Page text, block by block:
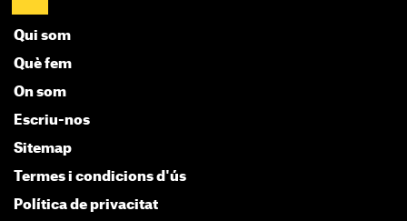
Qui som
Què fem
On som
Escriu-nos
Sitemap
Termes i condicions d'ús
Política de privacitat